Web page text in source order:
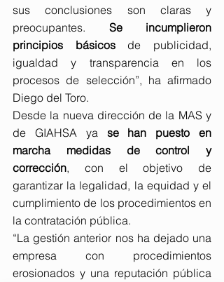
sus conclusiones son claras y
preocupantes. Se incumplieron
principios básicos de publicidad,
igualdad y transparencia en los
procesos de selección”, ha afirmado
Diego del Toro.
Desde la nueva dirección de la MAS y
de GIAHSA ya se han puesto en
marcha medidas de control y
corrección, con el objetivo de
garantizar la legalidad, la equidad y el
cumplimiento de los procedimientos en
la contratación pública.
“La gestión anterior nos ha dejado una
empresa con procedimientos
erosionados y una reputación pública